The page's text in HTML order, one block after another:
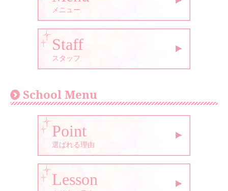
メニュー
Staff
スタッフ
School Menu
Point
選ばれる理由
Lesson